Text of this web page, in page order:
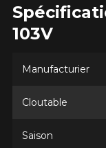
103V
Manufacturier
Cloutable
Saison
Votre
Nom